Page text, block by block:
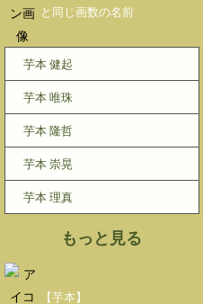
と同じ画数の名前
芋本 健起
芋本 唯珠
芋本 隆哲
芋本 崇晃
芋本 理真
もっと見る
【芋本】